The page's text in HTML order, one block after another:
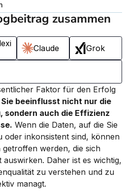
zusammen
Claude Grok
Faktor für den Erfolg
Sie beeinflusst nicht nur die
sondern auch die Effizienz
Wenn die Daten, auf die Sie
oder inkonsistent sind, können
werden, die sich
Daher ist es wichtig,
zu verstehen und zu
managt.